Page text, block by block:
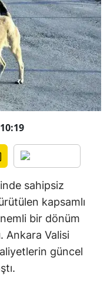
sahipsiz
kapsamlı
bir dönüm
Ankara Valisi
güncel